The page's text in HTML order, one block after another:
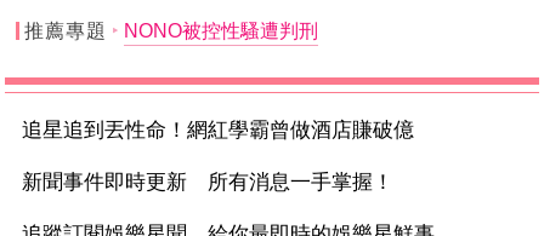
推薦專題 NONO被控性騷遭判刑
追星追到丟性命！網紅學霸曾做酒店賺破億
新聞事件即時更新 所有消息一手掌握！